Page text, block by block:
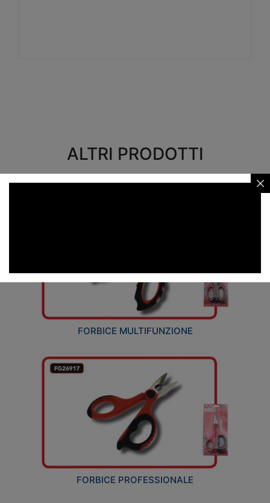
ALTRI PRODOTTI
FORBICE MULTIFUNZIONE
FORBICE PROFESSIONALE